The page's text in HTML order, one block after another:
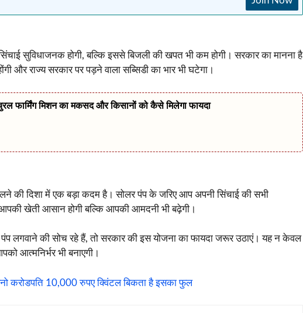
सुविधाजनक होगी, बल्कि इससे बिजली की खपत भी कम होगी। सरकार का मानना है
और राज्य सरकार पर पड़ने वाला सब्सिडी का भार भी घटेगा।
फार्मिंग मिशन का मकसद और किसानों को कैसे मिलेगा फायदा
की दिशा में एक बड़ा कदम है। सोलर पंप के जरिए आप अपनी सिंचाई की सभी
खेती आसान होगी बल्कि आपकी आमदनी भी बढ़ेगी।
लगवाने की सोच रहे हैं, तो सरकार की इस योजना का फायदा जरूर उठाएं। यह न केवल
आत्मनिर्भर भी बनाएगी।
करोडपति 10,000 रुपए क्विंटल बिकता है इसका फुल